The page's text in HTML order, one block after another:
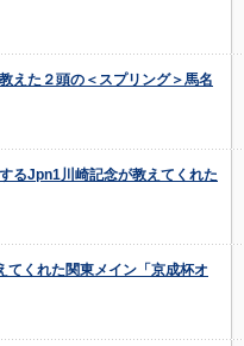
えた２頭の＜スプリング＞馬名
るJpn1川崎記念が教えてくれた
てくれた関東メイン「京成杯オ